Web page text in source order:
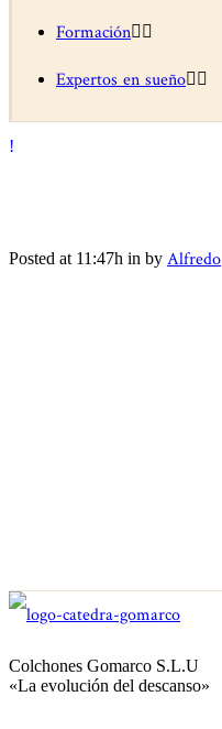
Formación
Expertos en sueño
Posted at 11:47h in by Alfredo
Colchones Gomarco S.L.U
«La evolución del descanso»